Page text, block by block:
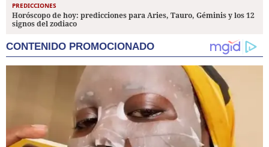
PREDICCIONES
Horóscopo de hoy: predicciones para Aries, Tauro, Géminis y los 12
signos del zodiaco
CONTENIDO PROMOCIONADO